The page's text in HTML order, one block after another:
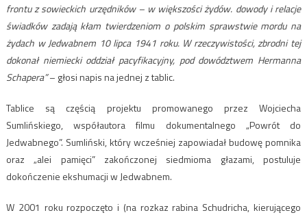
frontu z sowieckich urzędników – w większości żydów. dowody i relacje
świadków zadają kłam twierdzeniom o polskim sprawstwie mordu na
żydach w Jedwabnem 10 lipca 1941 roku. W rzeczywistości, zbrodni tej
dokonał niemiecki oddział pacyfikacyjny, pod dowództwem Hermanna
Schapera”– głosi napis na jednej z tablic.
Tablice są częścią projektu promowanego przez Wojciecha
Sumlińskiego, współautora filmu dokumentalnego „Powrót do
Jedwabnego”. Sumliński, który wcześniej zapowiadał budowę pomnika
oraz „alei pamięci” zakończonej siedmioma głazami, postuluje
dokończenie ekshumacji w Jedwabnem.
W 2001 roku rozpoczęto i (na rozkaz rabina Schudricha, kierującego